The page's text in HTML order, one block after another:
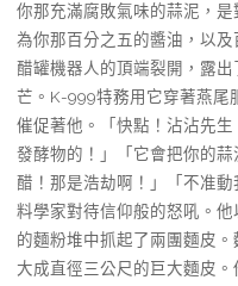
你那充滿腐敗氣味的蒜泥，
為你那百分之五的醬油，以及
醋罐機器人的頂端裂開，露
芒。K-999特務用它穿著燕尾
催促著他。「快點！沾沾先
發酵物的！」「它會把你的
醋！那是浩劫啊！」「不准
料學家對待信仰般的怒吼。
的麵粉堆中抓起了兩團麵皮
大成直徑三公尺的巨大麵皮